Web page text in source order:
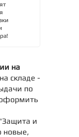
на
складе -
по
и
новые,